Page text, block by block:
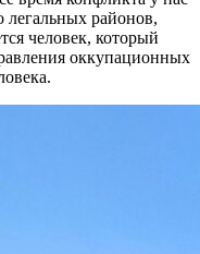
легальных районов,
человек, который
оккупационных